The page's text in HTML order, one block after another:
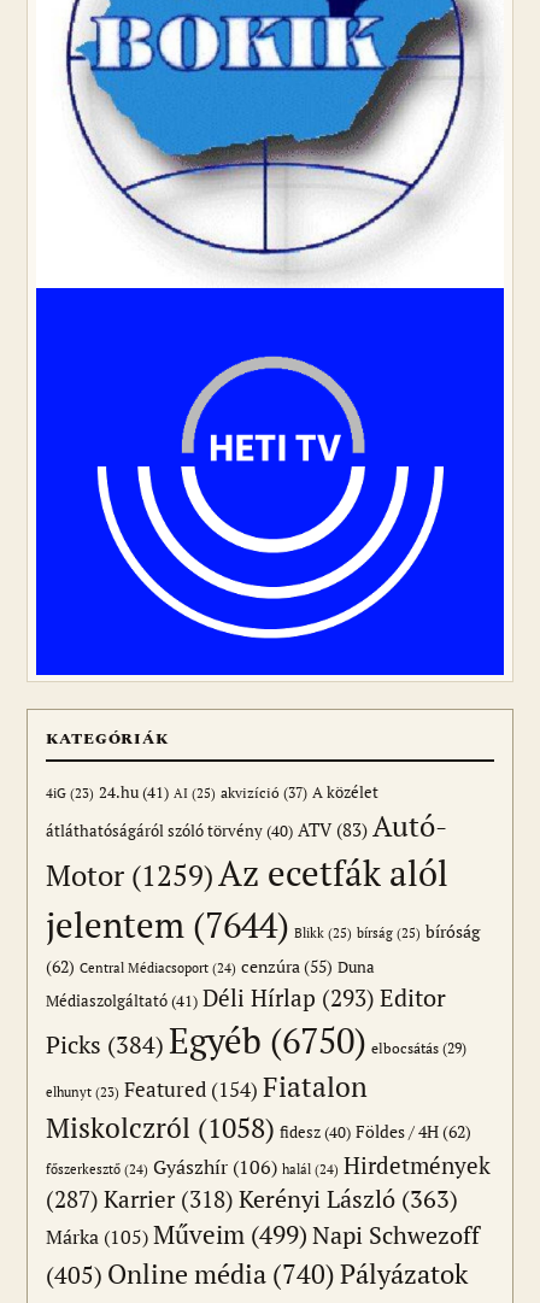
KATEGÓRIÁK
4iG (23) 24.hu(41) AI (25) akvizíció (37) A közélet
átláthatóságáról szóló törvény(40) ATV(83) Autó-
Motor (1259)Az ecetfák alól
jelentem (7644) Blikk (25) bírság (25) bíróság
(62) Central Médiacsoport (24) cenzúra(55) Duna
Médiaszolgáltató(41) Déli Hírlap (293) Editor
Picks (384)Egyéb (6750) elbocsátás (29)
elhunyt (23) Featured (154) Fiatalon
Miskolczról (1058) fidesz(40) Földes / 4H(62)
főszerkesztő (24) Gyászhír (106) halál (24) Hirdetmények
(287) Karrier(318) Kerényi László (363)
Márka (105) Műveim (499)Napi Schwezoff
(405) Online média (740)Pályázatok